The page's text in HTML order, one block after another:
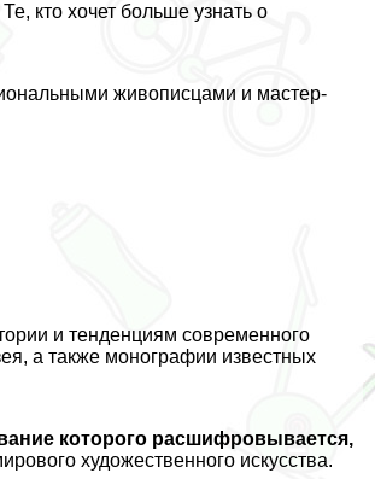
кто хочет больше узнать о
живописцами и мастер-
и тенденциям современного
а также монографии известных
которого расшифровывается,
художественного искусства.